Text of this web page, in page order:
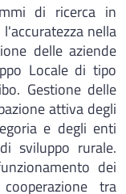
di ricerca in
nella
delle aziende
Locale di tipo
Gestione delle
attiva degli
e degli enti
sviluppo rurale.
dei
tra